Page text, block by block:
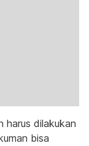
harus dilakukan
bisa